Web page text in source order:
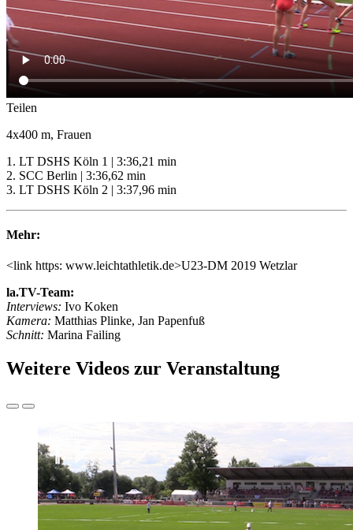
Teilen
4x400 m, Frauen
1. LT DSHS Köln 1 | 3:36,21 min
2. SCC Berlin | 3:36,62 min
3. LT DSHS Köln 2 | 3:37,96 min
Mehr:
<link https: www.leichtathletik.de>U23-DM 2019 Wetzlar
la.TV-Team:
Interviews: Ivo Koken
Kamera: Matthias Plinke, Jan Papenfuß
Schnitt: Marina Failing
Weitere Videos zur Veranstaltung